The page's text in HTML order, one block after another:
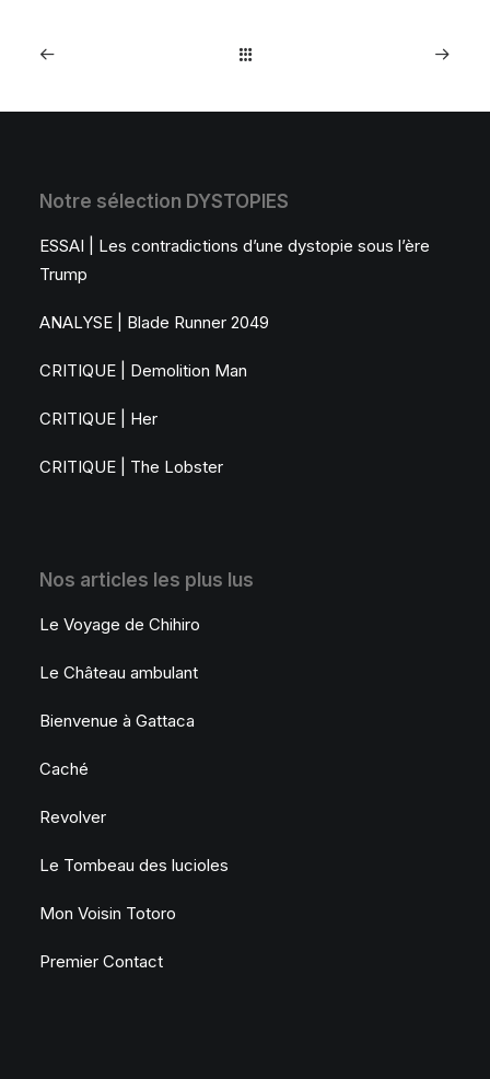
Notre sélection DYSTOPIES
ESSAI | Les contradictions d’une dystopie sous l’ère
Trump
ANALYSE | Blade Runner 2049
CRITIQUE | Demolition Man
CRITIQUE | Her
CRITIQUE | The Lobster
Nos articles les plus lus
Le Voyage de Chihiro
Le Château ambulant
Bienvenue à Gattaca
Caché
Revolver
Le Tombeau des lucioles
Mon Voisin Totoro
Premier Contact